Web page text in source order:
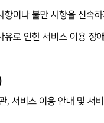
이나 불만 사항을 신속
유로 인한 서비스 이용 장
, 서비스 이용 안내 및 서